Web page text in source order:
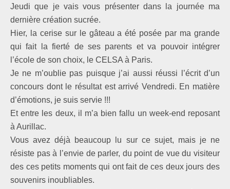
Jeudi que je vais vous présenter dans la journée ma
dernière création sucrée.
Hier, la cerise sur le gâteau a été posée par ma grande
qui fait la fierté de ses parents et va pouvoir intégrer
l’école de son choix, le CELSA à Paris.
Je ne m’oublie pas puisque j’ai aussi réussi l’écrit d’un
concours dont le résultat est arrivé Vendredi. En matière
d’émotions, je suis servie !!!
Et entre les deux, il m’a bien fallu un week-end reposant
à Aurillac.
Vous avez déjà beaucoup lu sur ce sujet, mais je ne
résiste pas à l’envie de parler, du point de vue du visiteur
des ces petits moments qui ont fait de ces deux jours des
souvenirs inoubliables.